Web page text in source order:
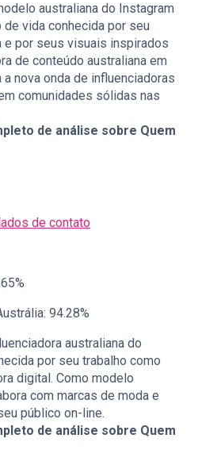
australiana do Instagram
vida conhecida por seu
e por seus visuais inspirados
de conteúdo australiana em
nova onda de influenciadoras
comunidades sólidas nas
de análise sobre Quem
de contato
94.28%
australiana do
por seu trabalho como
digital. Como modelo
com marcas de moda e
público on-line.
de análise sobre Quem